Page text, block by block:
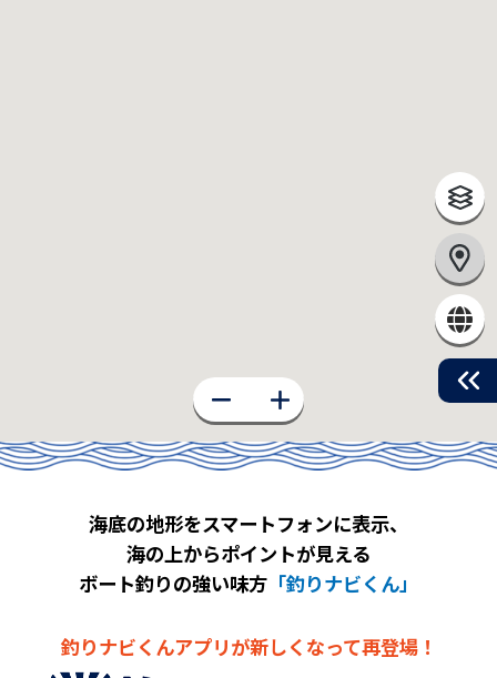
海底の地形をスマートフォンに表示、
海の上からポイントが見える
ボート釣りの強い味方 「釣りナビくん」
釣りナビくんアプリが新しくなって再登場！